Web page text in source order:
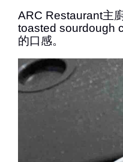
ARC Restaurant主
toasted sourdough
的口感。